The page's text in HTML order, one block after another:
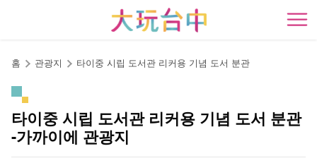
開
홈 관광지 타이중 시립 도서관 리커용 기념 도서 분관
타이중 시립 도서관 리커용 기념 도서 분관
-가까이에 관광지